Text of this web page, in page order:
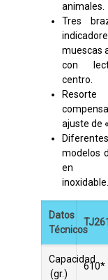
animales.
Tres
muescas
con
centro.
ajuste de
Diferentes
modelos
en
inoxidable.
Datos
Técnicos
Capacidad
(gr.)
610*